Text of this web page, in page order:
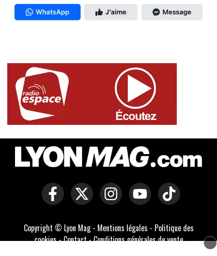
Copyright © Lyon Mag - Mentions légales - Politique des
cookies-Contact-Conditions générales de vente